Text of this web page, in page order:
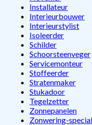
Installateur
Interieurbouwer
Interieurstylist
Isoleerder
Schilder
Schoorsteenveger
Servicemonteur
Stoffeerder
Stratenmaker
Stukadoor
Tegelzetter
Zonnepanelen
Zonwering-